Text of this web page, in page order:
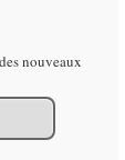
nouveaux